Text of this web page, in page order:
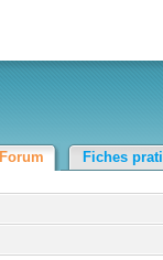
Forum Fiches